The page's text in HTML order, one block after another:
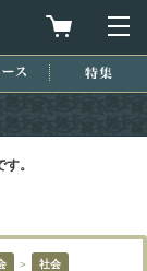
買物カゴを
ニュース
。
＞ 社会